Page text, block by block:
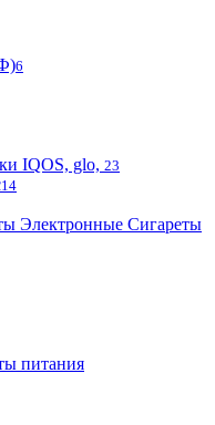
6
IQOS, glo, 23
14
Электронные Сигареты
питания